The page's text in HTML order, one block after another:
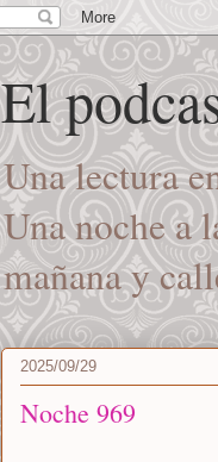
El
Una lectura
Una noche a
mañana y
2025/09/29
Noche 969